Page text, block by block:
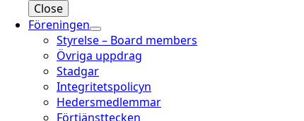
Close
Föreningen
Styrelse – Board members
Övriga uppdrag
Stadgar
Integritetspolicyn
Hedersmedlemmar
Förtjänsttecken